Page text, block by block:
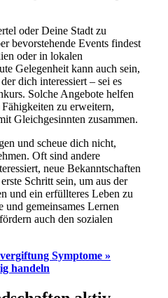
oder Deine Stadt zu
bevorstehende Events findest
oder in lokalen
Gelegenheit kann auch sein,
dich interessiert – sei es
Solche Angebote helfen
zu erweitern,
Gleichgesinnten zusammen.
und scheue dich nicht,
Oft sind andere
neue Bekanntschaften
Schritt sein, um aus der
und ein erfüllteres Leben zu
und gemeinsames Lernen
auch den sozialen
Symptome »
handeln